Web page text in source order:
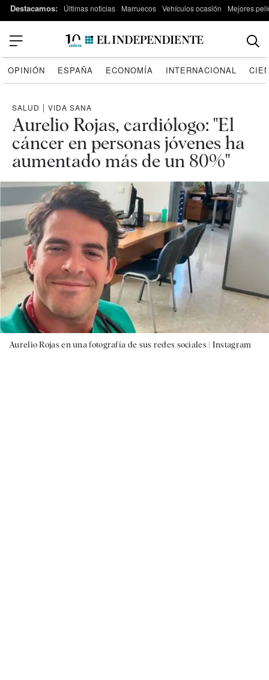
Destacamos: Últimas noticias Marruecos Vehículos ocasión Mejores
OPINIÓN ESPAÑA ECONOMÍA INTERNACIONAL
SALUD | VIDA SANA
Aurelio Rojas, cardiólogo: "El
cáncer en personas jóvenes ha
aumentado más de un 80%"
Aurelio Rojas en una fotografía de sus redes sociales | Instagram